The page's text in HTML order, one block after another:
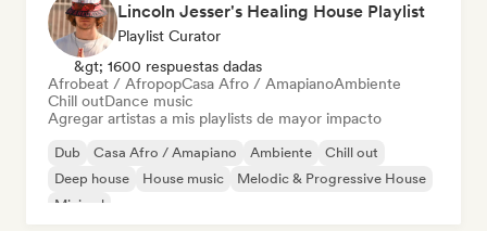
Lincoln Jesser's Healing House Playlist
Playlist Curator
&gt; 1600 respuestas dadas
Afrobeat / AfropopCasa Afro / AmapianoAmbiente
Chill outDance music
Agregar artistas a mis playlists de mayor impacto
Dub Casa Afro / Amapiano Ambiente
Chill out
Deep house
House music
Melodic & Progressive House
Minimal